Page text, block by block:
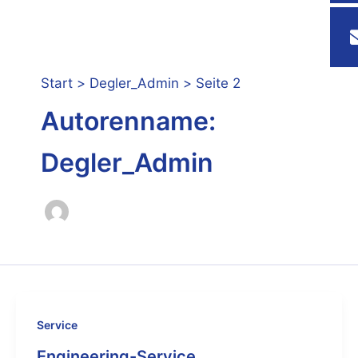
Start Degler_Admin Seite 2
Autorenname:
Degler_Admin
Service